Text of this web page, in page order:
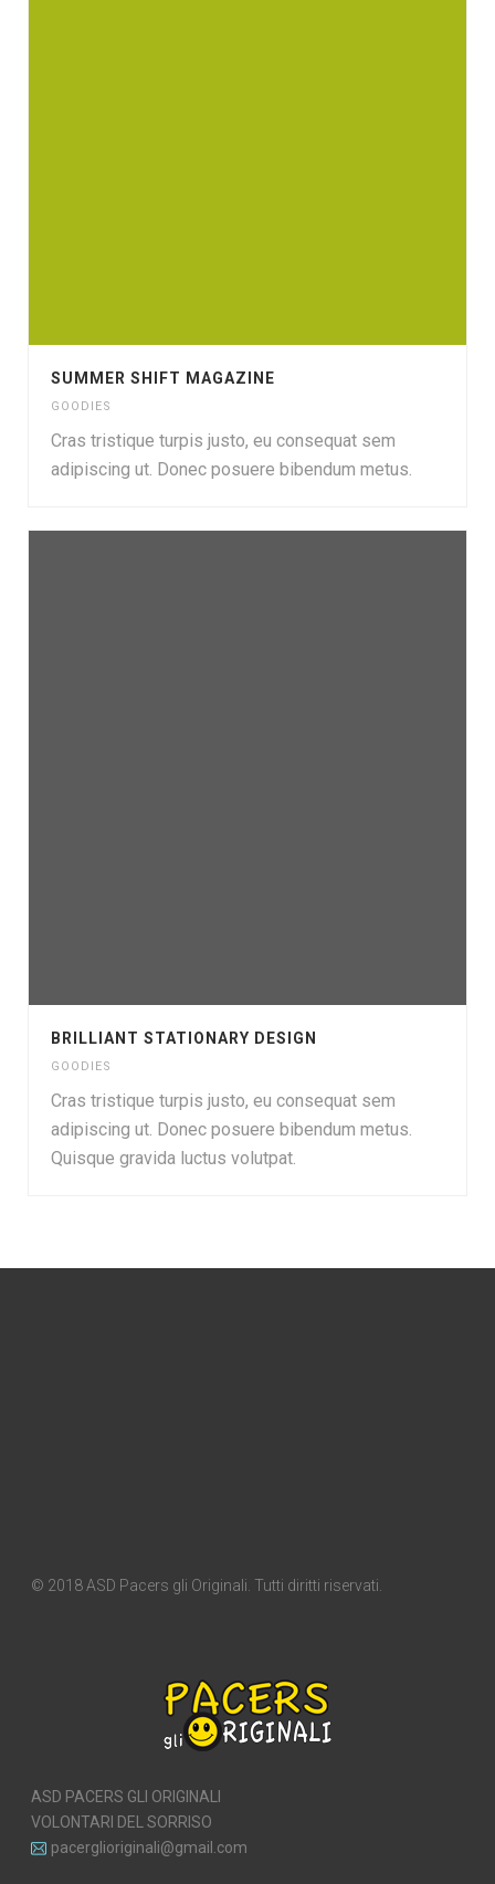
SUMMER SHIFT MAGAZINE
GOODIES
Cras tristique turpis justo, eu consequat sem
adipiscing ut. Donec posuere bibendum metus.
BRILLIANT STATIONARY DESIGN
GOODIES
Cras tristique turpis justo, eu consequat sem
adipiscing ut. Donec posuere bibendum metus.
Quisque gravida luctus volutpat.
© 2018 ASD Pacers gli Originali. Tutti diritti riservati.
ASD PACERS GLI ORIGINALI
VOLONTARI DEL SORRISO
pacerglioriginali@gmail.com